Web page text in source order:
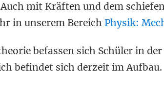
mit Kräften und dem
in unserem Bereich Physik:
befassen sich Schüler in der
befindet sich derzeit im Aufbau.